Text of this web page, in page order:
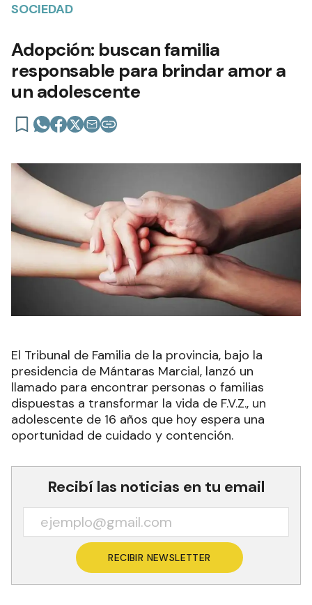
SOCIEDAD
Adopción: buscan familia
responsable para brindar amor a
un adolescente
El Tribunal de Familia de la provincia, bajo la
presidencia de Mántaras Marcial, lanzó un
llamado para encontrar personas o familias
dispuestas a transformar la vida de F.V.Z., un
adolescente de 16 años que hoy espera una
oportunidad de cuidado y contención.
Recibí las noticias en tu email
RECIBIR NEWSLETTER